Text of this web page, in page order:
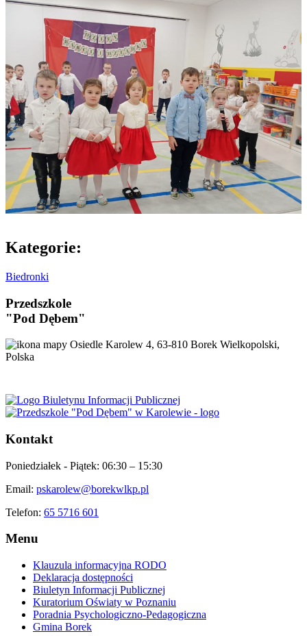
Kategorie:
Biedronki
Przedszkole
"Pod Dębem"
Osiedle Karolew 4, 63-810 Borek Wielkopolski,
Polska
Kontakt
Poniedziałek - Piątek: 06:30 – 15:30
Email: pskarolew@borekwlkp.pl
Telefon: 65 5716 601
Menu
Klauzula informacyjna RODO
Deklaracja dostępności
Biuletyn Informacji Publicznej
Kuratorium Oświaty w Poznaniu
Poradnia Psychologiczno-Pedagogiczna
Gmina Borek